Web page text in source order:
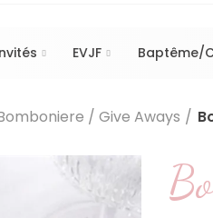
EVJF Baptême/
/ Give Aways